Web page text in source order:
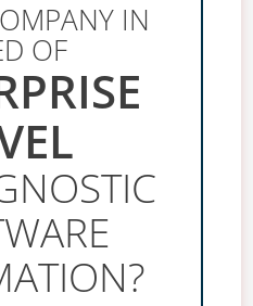
IN
OF